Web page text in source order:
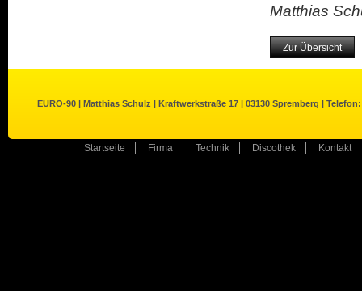
Matthias
Zur Übersicht
EURO-90 | Matthias Schulz | Kraftwerkstraße 17 | 03130 Spremberg |
Startseite Firma Technik Discothek Kontakt